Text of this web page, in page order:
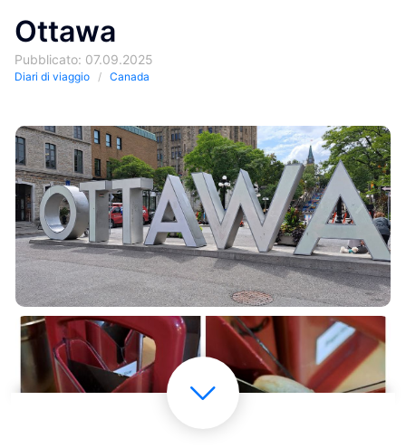
Ottawa
Pubblicato: 07.09.2025
Diari di viaggio Canada